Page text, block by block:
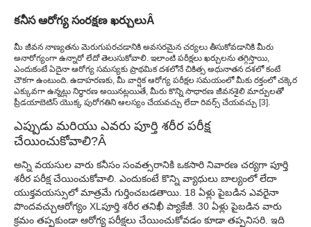
కనీస ఆరోగ్య సంరక్షణ ఖర్చులుÂ
మీ జీవన నాణ్యతను మెరుగుపరచడానికి అవసరమైన చర్యలు తీసుకోవడానికి మీరు
అనారోగ్యంగా ఉన్నారో లేదో తెలుసుకోవాలి. ఇలాంటి పరీక్షలు ఖర్చులను తగ్గిస్తాయి,
ఎందుకంటే ఏదైనా ఆరోగ్య సమస్యకు ప్రాథమిక దశలోనే చికిత్స అధునాతన దశలో కంటే
చౌకగా ఉంటుంది. ఉదాహరణకు, మీ వార్షిక ఆరోగ్య పరీక్షల సమయంలో మీకు రక్తంలో చక్కెర
ఎక్కువగా ఉన్నట్లు నిర్ధారణ అయినట్లయితే, మీరు కొన్ని సాధారణ జీవనశైలి మార్పులతో
ప్రీడయాబెటిస్ యొక్క పురోగతిని ఆలస్యం చేయవచ్చు లేదా రివర్స్ చేయవచ్చు [3].
ఎప్పుడు మరియు ఎవరు పూర్తి శరీర పరీక్ష
చేయించుకోవాలి?Â
అన్ని వయసుల వారు కనీసం సంవత్సరానికి ఒకసారి నివారణ చర్యగా పూర్తి
శరీర పరీక్ష చేయించుకోవాలి. ఎందుకంటే కొన్ని వ్యాధులు బాల్యంలో లేదా
యుక్తవయస్సులో మాత్రమే గుర్తించబడతాయి. 18 ఏళ్లు పైబడిన ఎవరైనా
పొందవచ్చుఆరోగ్యం XL పూర్తి శరీర తనిఖీ ప్యాకేజీ. 30 ఏళ్లు పైబడిన వారు
క్రమం తప్పకుండా ఆరోగ్య పరీక్షలు చేయించుకోవడం కూడా తప్పనిసరి. ఇది